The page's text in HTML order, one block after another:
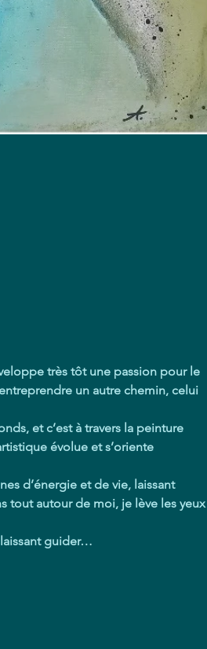
très tôt une passion pour le
un autre chemin, celui
et c’est à travers la peinture
évolue et s’oriente
d’énergie et de vie, laissant
tout autour de moi, je lève les yeux
guider…